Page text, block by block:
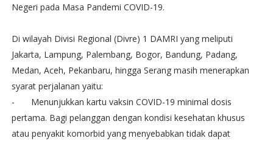
Negeri pada Masa Pandemi COVID-19.
Di wilayah Divisi Regional (Divre) 1 DAMRI yang meliputi
Jakarta, Lampung, Palembang, Bogor, Bandung, Padang,
Medan, Aceh, Pekanbaru, hingga Serang masih menerapkan
syarat perjalanan yaitu:
-
Menunjukkan kartu vaksin COVID-19 minimal dosis
pertama. Bagi pelanggan dengan kondisi kesehatan khusus
atau penyakit komorbid yang menyebabkan tidak dapat